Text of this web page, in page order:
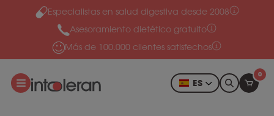
Ir al contenido
Especialistas en salud digestiva desde 2008
Asesoramiento dietético gratuito
Más de 100.000 clientes satisfechos
ES
0